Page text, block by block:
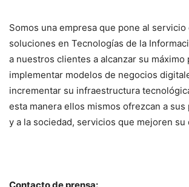
Somos una empresa que pone al servicio
soluciones en Tecnologías de la
a nuestros clientes a alcanzar su máximo
implementar modelos de negocios
incrementar su infraestructura
esta manera ellos mismos ofrezcan a
y a la sociedad, servicios que mejoren su
Contacto de prensa: